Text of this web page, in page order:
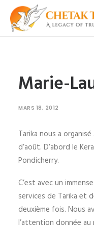
NOS SERVICES
TÉMOIGNAGES
Marie-
MARS 18, 2012
Tarika nous a
d’août. D’abord le
Pondicherry.
C’est avec un
services de Tarika et
deuxième fois. Nous
l’attention donnée